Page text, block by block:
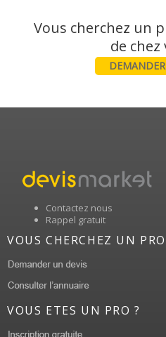
Vous cherchez un
Contactez nous
Rappel gratuit
VOUS CHERCHEZ UN
VOUS ETES UN PRO ?